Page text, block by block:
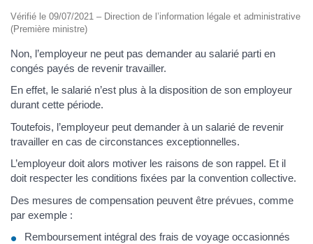
Vérifié le 09/07/2021 – Direction de l’information légale et administrative
(Première ministre)
Non, l’employeur ne peut pas demander au salarié parti en
congés payés de revenir travailler.
En effet, le salarié n’est plus à la disposition de son employeur
durant cette période.
Toutefois, l’employeur peut demander à un salarié de revenir
travailler en cas de circonstances exceptionnelles.
L’employeur doit alors motiver les raisons de son rappel. Et il
doit respecter les conditions fixées par la convention collective.
Des mesures de compensation peuvent être prévues, comme
par exemple :
Remboursement intégral des frais de voyage occasionnés